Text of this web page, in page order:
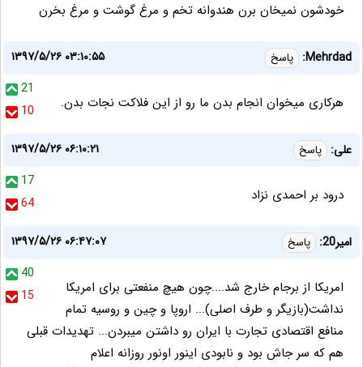
خودشون نمیخان برن هندوانه تخم و مرغ گوشت و مرغ بخرن
Mehrdad: پاسخ
۱۳۹۷/۵/۲۶ ۰۳:۱۰:۵۵
21
10
هرکاری میخوان انجام بدن ما رو از این فلاکت نجات بدن.
علی: پاسخ
۱۳۹۷/۵/۲۶ ۰۶:۱۰:۲۱
17
64
درود بر احمدی نزاد
امیر20: پاسخ
۱۳۹۷/۵/۲۶ ۰۶:۴۷:۰۷
40
15
امریکا از برجام خارج شد....چون هیچ منفعتی برای امریکا
نداشت(بازیگر و طرف اصلی)... اروپا و چین و روسیه تمام
منافع اقتصادی تجارت با ایران رو داشتن میبردن... تهدیدات قبلی
هم که سر جاش بود و نابودی اینور اونور روزانه اعلام